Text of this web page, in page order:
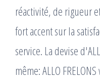
réactivité, de rigueur
fort accent sur la
service. La devise
même: ALLO